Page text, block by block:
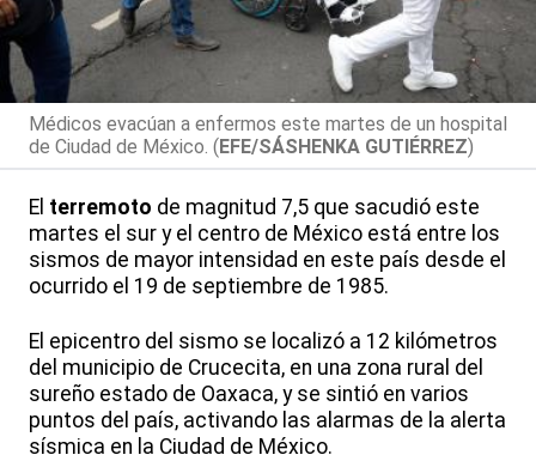
Médicos evacúan a enfermos este martes de un hospital
de Ciudad de México. (EFE/SÁSHENKA GUTIÉRREZ)
El terremoto de magnitud 7,5 que sacudió este
martes el sur y el centro de México está entre los
sismos de mayor intensidad en este país desde el
ocurrido el 19 de septiembre de 1985.
El epicentro del sismo se localizó a 12 kilómetros
del municipio de Crucecita, en una zona rural del
sureño estado de Oaxaca, y se sintió en varios
puntos del país, activando las alarmas de la alerta
sísmica en la Ciudad de México.